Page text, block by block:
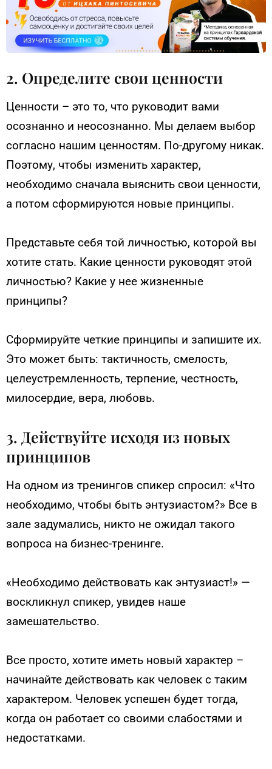
2. Определите свои ценности
Ценности – это то, что руководит вами
осознанно и неосознанно. Мы делаем выбор
согласно нашим ценностям. По-другому никак.
Поэтому, чтобы изменить характер,
необходимо сначала выяснить свои ценности,
а потом сформируются новые принципы.
Представьте себя той личностью, которой вы
хотите стать. Какие ценности руководят этой
личностью? Какие у нее жизненные
принципы?
Сформируйте четкие принципы и запишите их.
Это может быть: тактичность, смелость,
целеустремленность, терпение, честность,
милосердие, вера, любовь.
3. Действуйте исходя из новых
принципов
На одном из тренингов спикер спросил: «Что
необходимо, чтобы быть энтузиастом?» Все в
зале задумались, никто не ожидал такого
вопроса на бизнес-тренинге.
«Необходимо действовать как энтузиаст!» —
воскликнул спикер, увидев наше
замешательство.
Все просто, хотите иметь новый характер –
начинайте действовать как человек с таким
характером. Человек успешен будет тогда,
когда он работает со своими слабостями и
недостатками.